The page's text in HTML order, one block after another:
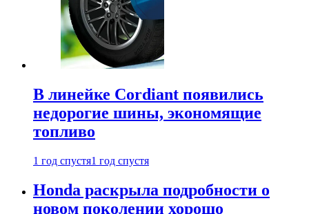
В линейке Cordiant появились
недорогие шины, экономящие
топливо
1 год спустя1 год спустя
Honda раскрыла подробности о
новом поколении хорошо